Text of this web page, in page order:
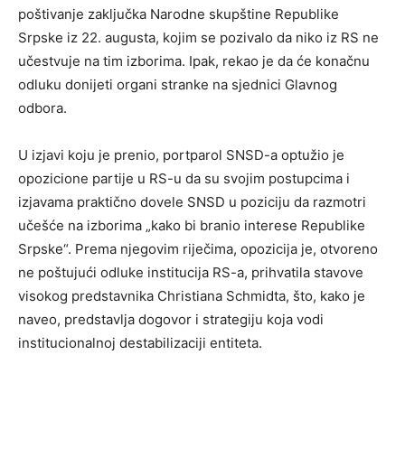
poštivanje zaključka Narodne skupštine Republike
Srpske iz 22. augusta, kojim se pozivalo da niko iz RS ne
učestvuje na tim izborima. Ipak, rekao je da će konačnu
odluku donijeti organi stranke na sjednici Glavnog
odbora.
U izjavi koju je prenio, portparol SNSD-a optužio je
opozicione partije u RS-u da su svojim postupcima i
izjavama praktično dovele SNSD u poziciju da razmotri
učešće na izborima „kako bi branio interese Republike
Srpske“. Prema njegovim riječima, opozicija je, otvoreno
ne poštujući odluke institucija RS-a, prihvatila stavove
visokog predstavnika Christiana Schmidta, što, kako je
naveo, predstavlja dogovor i strategiju koja vodi
institucionalnoj destabilizaciji entiteta.